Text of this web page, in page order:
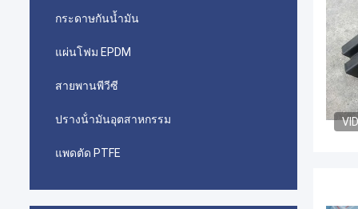
กระดาษกันน้ำมัน
แผ่นโฟม EPDM
สายพานพีวีซี
ปรางน้ํามันอุตสาหกรรม
แพดตัด PTFE